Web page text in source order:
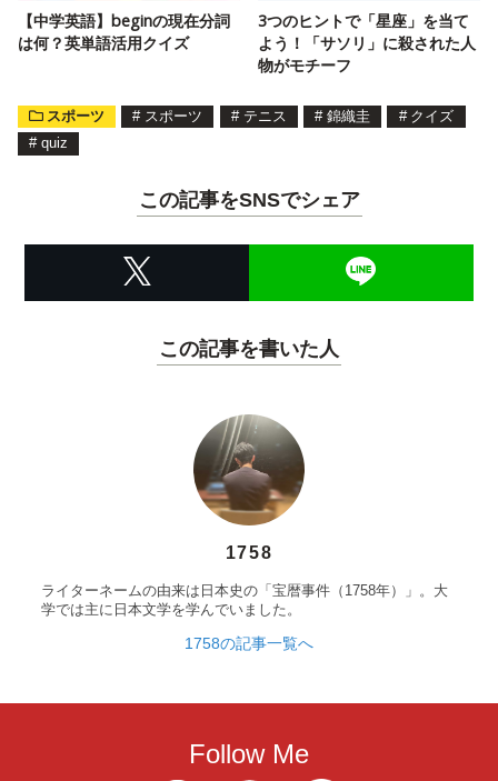
【中学英語】beginの現在分詞
は何？英単語活用クイズ
3つのヒントで「星座」を当て
よう！「サソリ」に殺された人
物がモチーフ
スポーツ # スポーツ # テニス # 錦織圭 # クイズ
# quiz
この記事をSNSでシェア
この記事を書いた人
1758
ライターネームの由来は日本史の「宝暦事件（1758年）」。大
学では主に日本文学を学んでいました。
1758の記事一覧へ
Follow Me